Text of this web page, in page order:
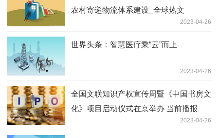
农村寄递物流体系建设_全球热文
2023-04-26
世界头条：智慧医疗乘“云”而上
2023-04-26
全国文联知识产权宣传周暨《中国书房文
化》项目启动仪式在京举办 当前播报
2023-04-26